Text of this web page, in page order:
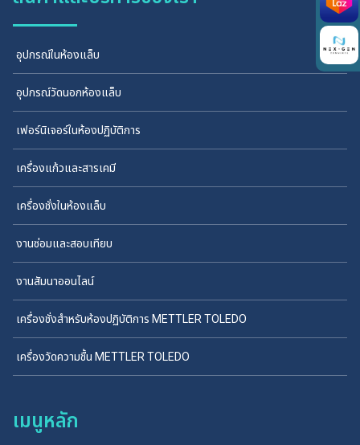
อุปกรณ์ในห้องแล็บ
อุปกรณ์วัดนอกห้องแล็บ
เฟอร์นิเจอร์ในห้องปฏิบัติการ
เครื่องแก้วและสารเคมี
เครื่องชั่งในห้องแล็บ
งานซ่อมและสอบเทียบ
งานสัมนาออนไลน์
เครื่องชั่งสำหรับห้องปฏิบัติการ METTLER TOLEDO
เครื่องวัดความชื้น METTLER TOLEDO
เมนูหลัก